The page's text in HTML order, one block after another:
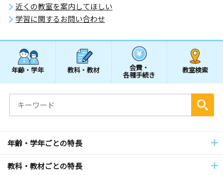
近くの教室を案内してほしい
学習に関するお問い合わせ
年齢・学年 教科・教材 会費・
各種手続き
教室検索
年齢・学年ごとの特長
教科・教材ごとの特長